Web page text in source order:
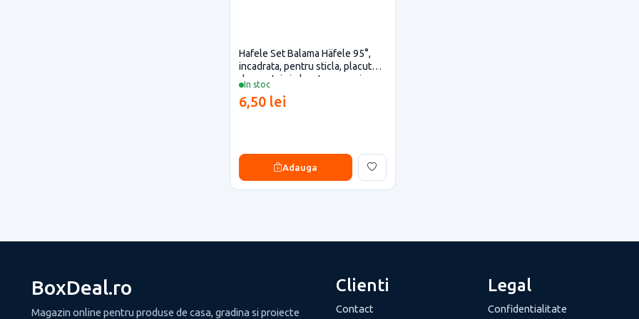
In stoc
Hafele Set Balama Häfele 95°,
incadrata, pentru sticla, placuta
de montaj si placuta acoperire,
6,50 lei
Adauga
BoxDeal.ro
Magazin online pentru produse de casa, gradina si proiecte
Clienti
Contact
Legal
Confidentialitate